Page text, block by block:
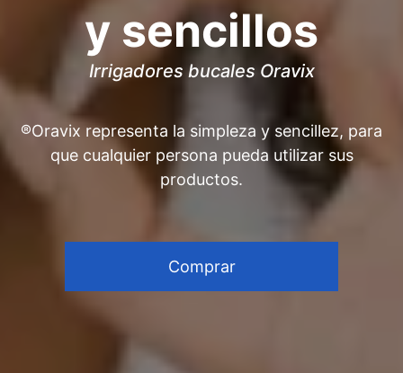
y sencillos
Irrigadores bucales Oravix
®Oravix representa la simpleza y sencillez, para
que cualquier persona pueda utilizar sus
productos.
Comprar